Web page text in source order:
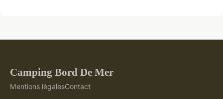
Camping Bord De Mer
Mentions légalesContact